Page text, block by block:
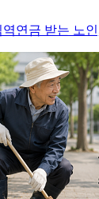
역연금 받는 노